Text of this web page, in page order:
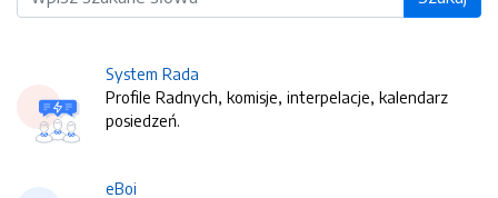
System Rada
Profile Radnych, komisje, interpelacje, kalendarz
posiedzeń.
eBoi